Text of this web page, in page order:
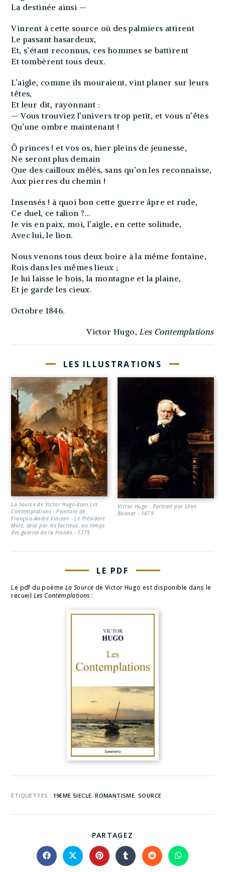
La destinée ainsi —
Vinrent à cette source où des palmiers attirent
Le passant hasardeux,
Et, s’étant reconnus, ces hommes se battirent
Et tombèrent tous deux.
L’aigle, comme ils mouraient, vint planer sur leurs
têtes,
Et leur dit, rayonnant :
— Vous trouviez l’univers trop petit, et vous n’êtes
Qu’une ombre maintenant !
Ô princes ! et vos os, hier pleins de jeunesse,
Ne seront plus demain
Que des cailloux mêlés, sans qu’on les reconnaisse,
Aux pierres du chemin !
Insensés ! à quoi bon cette guerre âpre et rude,
Ce duel, ce talion ?…
Je vis en paix, moi, l’aigle, en cette solitude,
Avec lui, le lion.
Nous venons tous deux boire à la même fontaine,
Rois dans les mêmes lieux ;
Je lui laisse le bois, la montagne et la plaine,
Et je garde les cieux.
Octobre 1846.
Victor Hugo,Les Contemplations
LES ILLUSTRATIONS
La Source de Victor Hugo dans Les
Contemplations - Peinture de
François-André Vincent - Le Président
Molé, saisi par les factieux, au temps
des guerres de la Fronde - 1779
Victor Hugo - Portrait par Léon
Bonnat - 1879
LE PDF
Le pdf du poème La Source de Victor Hugo est disponible dans le
recueil Les Contemplations :
ÉTIQUETTES : 19EME SIECLE, ROMANTISME, SOURCE
PARTAGEZ